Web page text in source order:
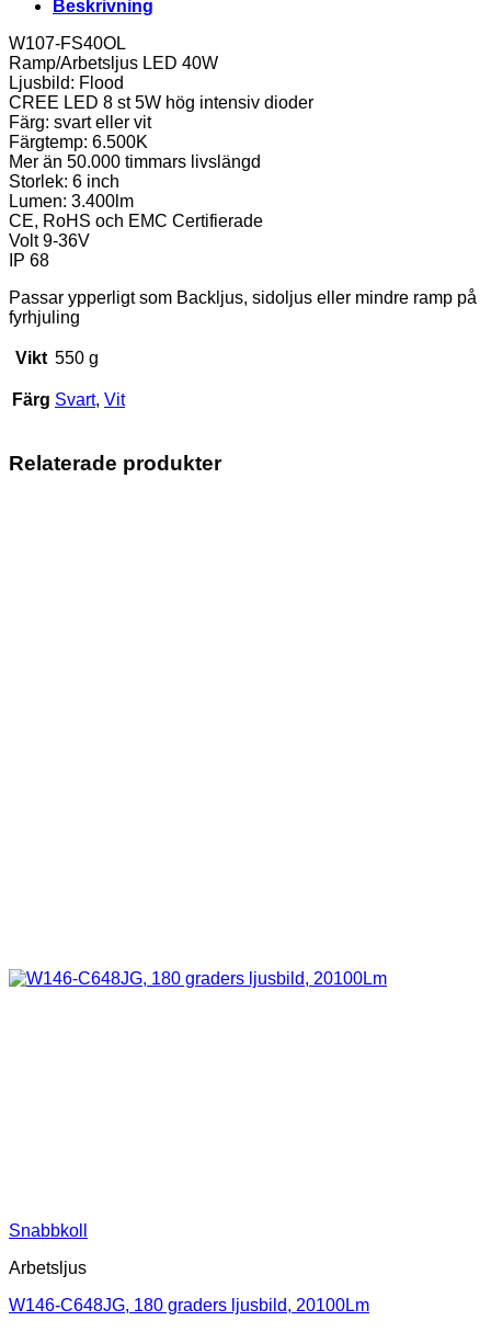
Beskrivning
W107-FS40OL
Ramp/Arbetsljus LED 40W
Ljusbild: Flood
CREE LED 8 st 5W hög intensiv dioder
Färg: svart eller vit
Färgtemp: 6.500K
Mer än 50.000 timmars livslängd
Storlek: 6 inch
Lumen: 3.400lm
CE, RoHS och EMC Certifierade
Volt 9-36V
IP 68
Passar ypperligt som Backljus, sidoljus eller mindre ramp på
fyrhjuling
Vikt 550 g
Färg Svart, Vit
Relaterade produkter
Snabbkoll
Arbetsljus
W146-C648JG, 180 graders ljusbild, 20100Lm